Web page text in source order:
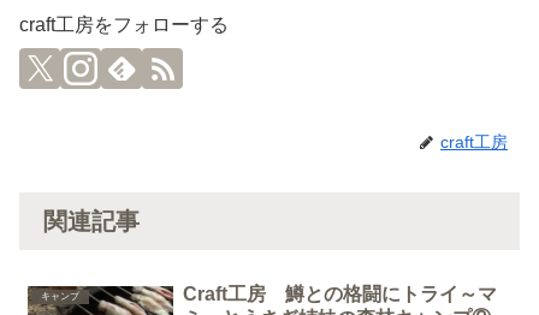
craft工房をフォローする
craft工房
関連記事
キャンプ
Craft工房 鱒との格闘にトライ～マ